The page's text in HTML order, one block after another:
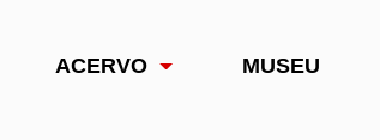
ACERVO MUSEU